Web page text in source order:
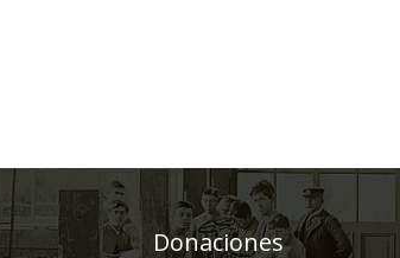
Donaciones